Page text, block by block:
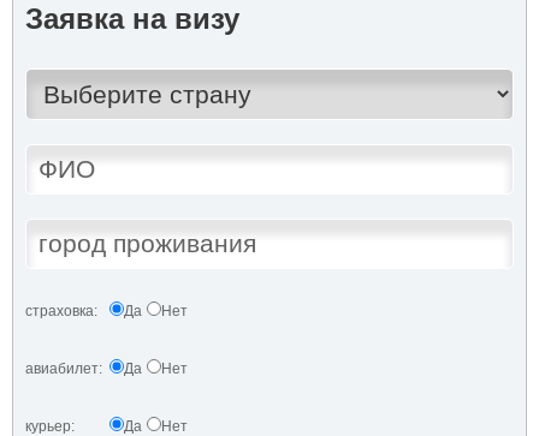
Заявка на визу
страховка: Да Нет
авиабилет: Да Нет
курьер: Да Нет